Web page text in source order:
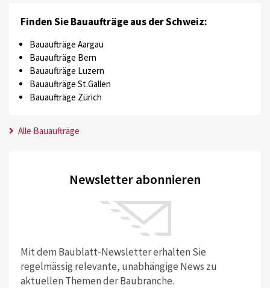
Finden Sie Bauaufträge aus der Schweiz:
Bauaufträge Aargau
Bauaufträge Bern
Bauaufträge Luzern
Bauaufträge St.Gallen
Bauaufträge Zürich
Alle Bauaufträge
Newsletter abonnieren
Mit dem Baublatt-Newsletter erhalten Sie
regelmässig relevante, unabhängige News zu
aktuellen Themen der Baubranche.